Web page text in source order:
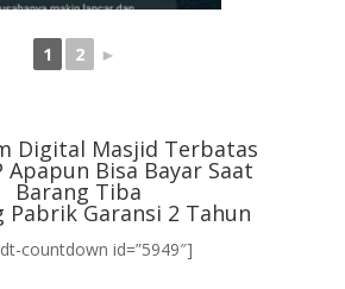
1 2 ►
Digital Masjid Terbatas
Apapun Bisa Bayar Saat
Barang Tiba
Pabrik Garansi 2 Tahun
countdown id=”5949″]